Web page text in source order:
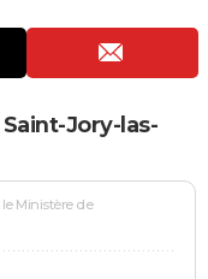
Jory-las-
Ministère de